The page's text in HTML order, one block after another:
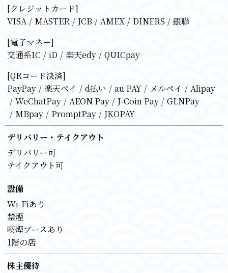
[クレジットカード]
VISA
MASTER JCB AMEX DINERS
銀聯
[電子マネー]
交通系IC
iD 楽天edy
QUICpay
[QRコード決済]
PayPay
楽天ペイ d払い au PAY メルペイ
Alipay
WeChatPay
AEON Pay J-Coin Pay
GLNPay
MBpay
PromptPay
JKOPAY
デリバリー・テイクアウト
デリバリー可
テイクアウト可
設備
Wi-Fiあり
禁煙
喫煙ブースあり
1階の店
株主優待